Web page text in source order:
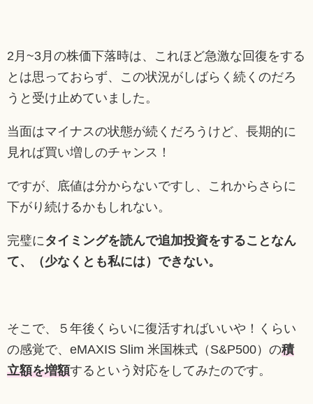
2月~3月の株価下落時は、これほど急激な回復をする
とは思っておらず、この状況がしばらく続くのだろ
うと受け止めていました。
当面はマイナスの状態が続くだろうけど、長期的に
見れば買い増しのチャンス！
ですが、底値は分からないですし、これからさらに
下がり続けるかもしれない。
完璧にタイミングを読んで追加投資をすることなん
て、（少なくとも私には）できない。
そこで、５年後くらいに復活すればいいや！くらい
の感覚で、eMAXIS Slim 米国株式（S&P500）の積
立額を増額するという対応をしてみたのです。